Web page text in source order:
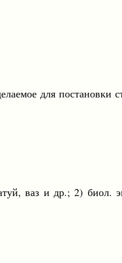
для постановки
ваз и др.; 2) биол.